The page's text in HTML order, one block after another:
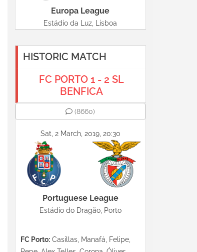
Europa League
Estádio da Luz, Lisboa
HISTORIC MATCH
FC PORTO 1 - 2 SL
BENFICA
(8660)
Sat, 2 March, 2019, 20:30
Portuguese League
Estádio do Dragão, Porto
FC Porto:Casillas, Manafá, Felipe,